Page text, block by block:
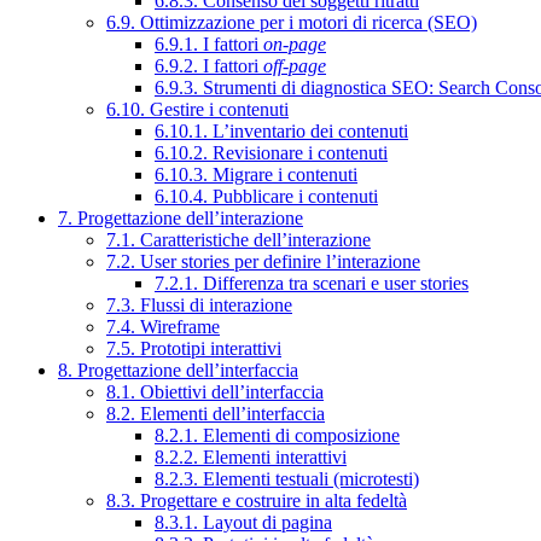
6.9. Ottimizzazione per i motori di ricerca (SEO)
6.9.1. I fattori on-page
6.9.2. I fattori off-page
6.9.3. Strumenti di diagnostica SEO: Search
6.10. Gestire i contenuti
6.10.1. L’inventario dei contenuti
6.10.2. Revisionare i contenuti
6.10.3. Migrare i contenuti
6.10.4. Pubblicare i contenuti
7. Progettazione dell’interazione
7.1. Caratteristiche dell’interazione
7.2. User stories per definire l’interazione
7.2.1. Differenza tra scenari e user stories
7.3. Flussi di interazione
7.4. Wireframe
7.5. Prototipi interattivi
8. Progettazione dell’interfaccia
8.1. Obiettivi dell’interfaccia
8.2. Elementi dell’interfaccia
8.2.1. Elementi di composizione
8.2.2. Elementi interattivi
8.2.3. Elementi testuali (microtesti)
8.3. Progettare e costruire in alta fedeltà
8.3.1. Layout di pagina